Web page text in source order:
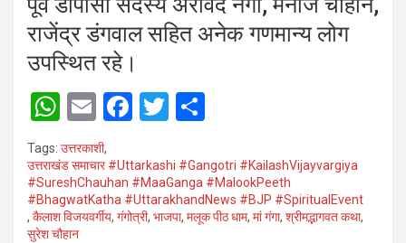
पूर्व डीपीसी सदस्य अरविंद नेगी, मनोज चौहान,
राजेंद्र डंगवाल सहित अनेक गणमान्य लोग
उपस्थित रहे।
W
h
at
s
A
E
m
ail
F
ce
b
o
T
tt
er
ar
e
Tags: उत्तरकाशी,
उत्तराखंड समाचार #Uttarkashi #Gangotri #KailashVijayvargiya
#SureshChauhan #MaaGanga #MalookPeeth
#BhagwatKatha #UttarakhandNews #BJP #SpiritualEvent
, कैलाश विजयवर्गीय, गंगोत्री, भाजपा, मलूक पीठ धाम, मां गंगा, श्रीमद्भागवत कथा,
सुरेश चौहान